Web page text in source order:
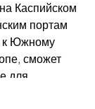
Каспийском
портам
к Южному
сможет
для